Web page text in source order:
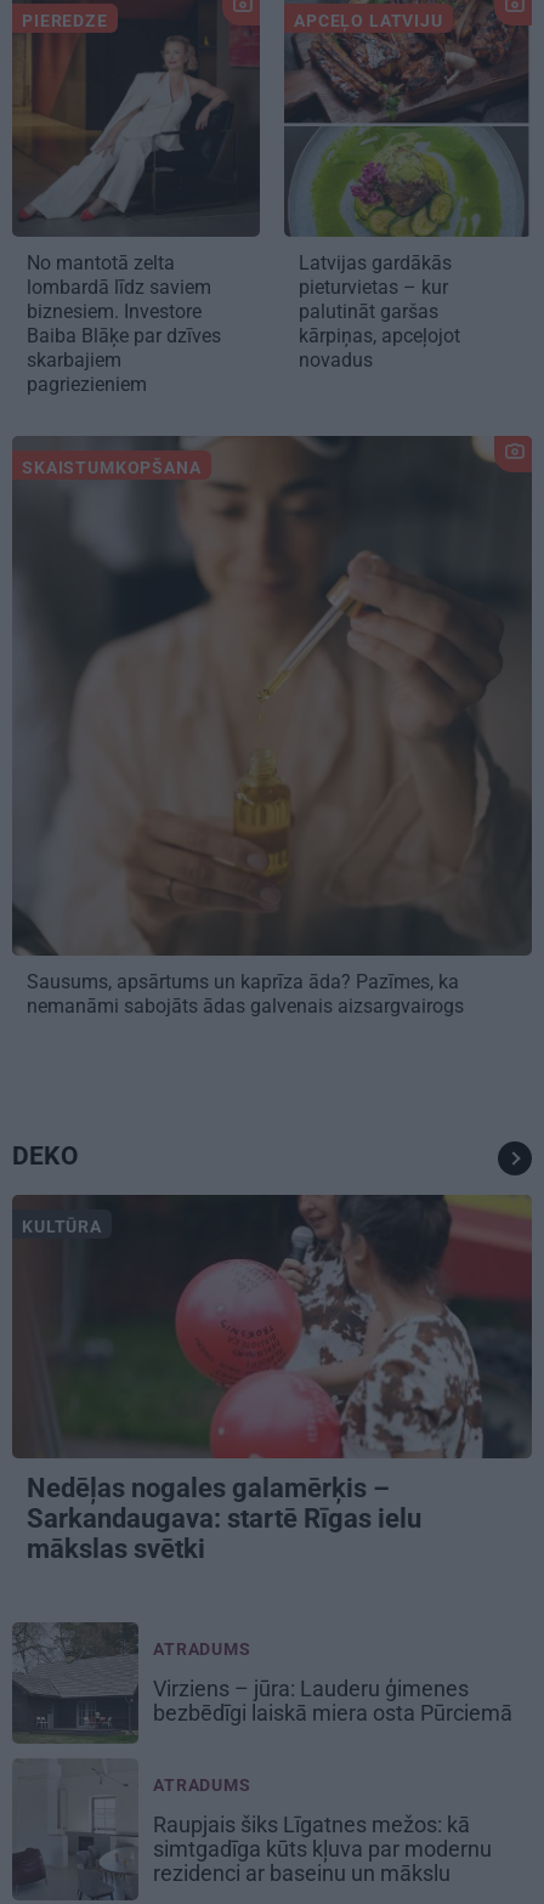
PIEREDZE
No mantotā zelta
lombardā līdz saviem
biznesiem. Investore
Baiba Blāķe par dzīves
skarbajiem
pagriezieniem
APCEĻO LATVIJU
Latvijas gardākās
pieturvietas – kur
palutināt garšas
kārpiņas, apceļojot
novadus
SKAISTUMKOPŠANA
Sausums, apsārtums un kaprīza āda? Pazīmes, ka
nemanāmi sabojāts ādas galvenais aizsargvairogs
DEKO
KULTŪRA
Nedēļas nogales galamērķis –
Sarkandaugava: startē Rīgas ielu
mākslas svētki
ATRADUMS
Virziens – jūra: Lauderu ģimenes
bezbēdīgi laiskā miera osta Pūrciemā
ATRADUMS
Raupjais šiks Līgatnes mežos: kā
simtgadīga kūts kļuva par modernu
rezidenci ar baseinu un mākslu